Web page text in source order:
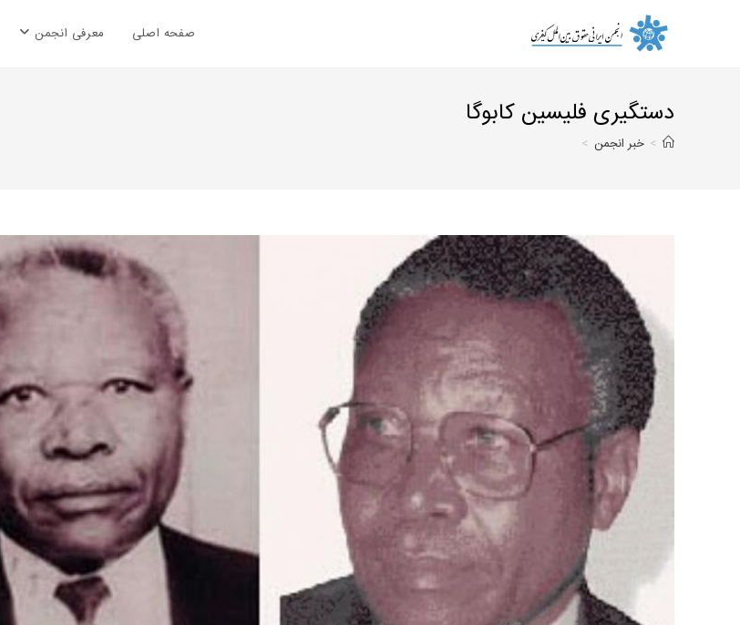
صفحه اصلی معرفی انجمن
دستگیری فلیسین کابوگا
> خبر انجمن >